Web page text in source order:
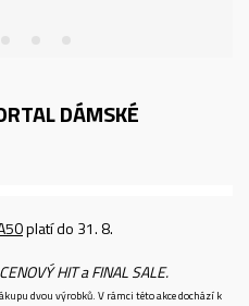
DÁMSKÉ
platí do 31. 8.
HIT a FINAL SALE.
dvou výrobků. V rámci této akce dochází k